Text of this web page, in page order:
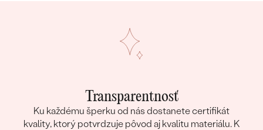
Transparentnosť
Ku každému šperku od nás dostanete certifikát
kvality, ktorý potvrdzuje pôvod aj kvalitu materiálu. K